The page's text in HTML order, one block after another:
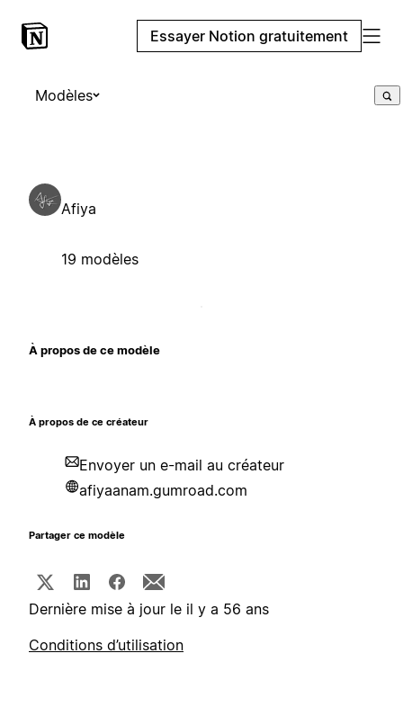
Essayer Notion gratuitement
Modèles
Afiya
19 modèles
À propos de ce modèle
À propos de ce créateur
Envoyer un e-mail au créateur
afiyaanam.gumroad.com
Partager ce modèle
Dernière mise à jour le il y a 56 ans
Conditions d’utilisation